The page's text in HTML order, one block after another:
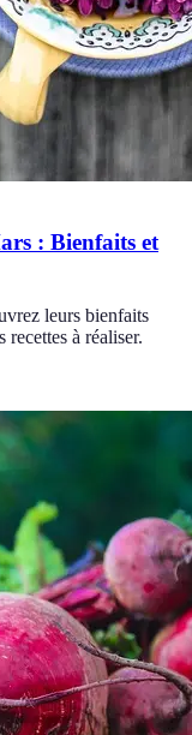
: Bienfaits et
leurs bienfaits
recettes à réaliser.